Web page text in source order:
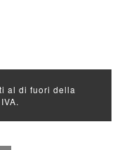
al di fuori della